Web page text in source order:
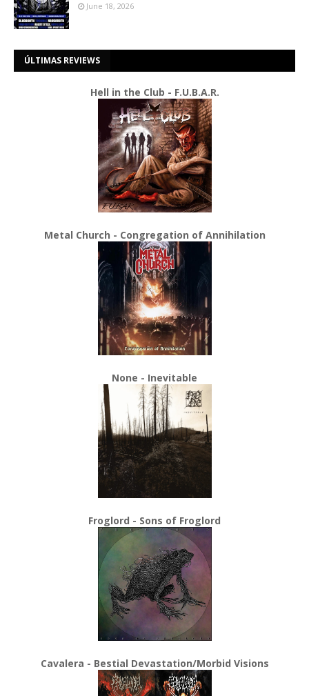
June 18, 2026
ÚLTIMAS REVIEWS
Hell in the Club - F.U.B.A.R.
Metal Church - Congregation of Annihilation
None - Inevitable
Froglord - Sons of Froglord
Cavalera - Bestial Devastation/Morbid Visions